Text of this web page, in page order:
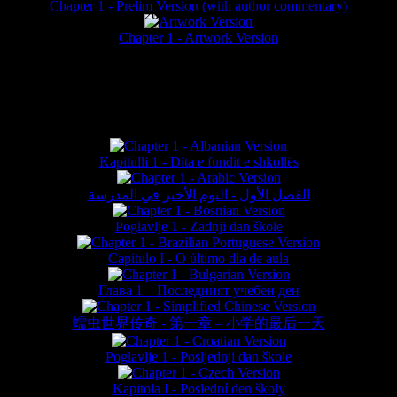
Chapter 1 - Prelim Version (with author commentary)
Chapter 1 - Artwork Version
Kapitulli 1 - Dita e fundit e shkollës
الفصل الأول - اليوم الأخير في المدرسة
Poglavlje 1 - Zadnji dan škole
Capítulo I - O último dia de aula
Глава 1 – Последният учебен ден
蠕虫世界传奇 - 第一章 – 小学的最后一天
Poglavlje 1 - Posljednji dan škole
Kapitola I - Poslední den školy
website © Daniel Lieske 2026 - Wormworld® is a registered